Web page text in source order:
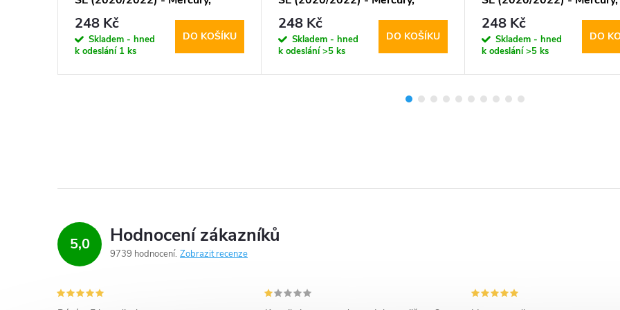
Mansoor Diary Gold
248 Kč
Skladem - hned
k odeslání 1 ks
DO KOŠÍKU
Mansoor Diary Brown
248 Kč
Skladem - hned
k odeslání>5 ks
DO KOŠÍKU
Mansoor Diary Mint
248 Kč
Skladem - hned
k odeslání>5 ks
DO
5,0 Hodnocení zákazníků
9739 hodnocení Zobrazit recenze